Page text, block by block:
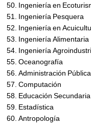
Ingeniería en
Ingeniería Pesquera
Ingeniería en
Ingeniería Alimentaria
Ingeniería
Oceanografía
Administración Pública
Computación
Educación
Estadística
Antropología